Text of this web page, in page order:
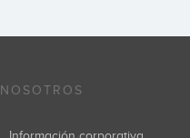
NOSOTROS